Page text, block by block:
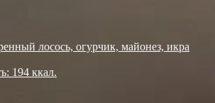
лосось, огурчик, майонез, икра
194 ккал.